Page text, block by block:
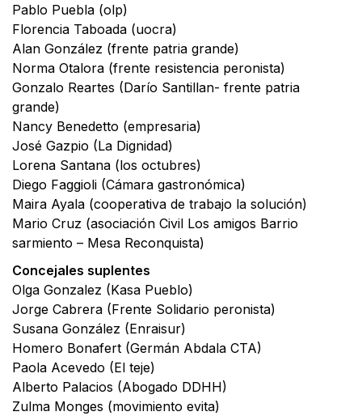
Pablo Puebla (olp)
Florencia Taboada (uocra)
Alan González (frente patria grande)
Norma Otalora (frente resistencia peronista)
Gonzalo Reartes (Darío Santillan- frente patria
grande)
Nancy Benedetto (empresaria)
José Gazpio (La Dignidad)
Lorena Santana (los octubres)
Diego Faggioli (Cámara gastronómica)
Maira Ayala (cooperativa de trabajo la solución)
Mario Cruz (asociación Civil Los amigos Barrio
sarmiento – Mesa Reconquista)
Concejales suplentes
Olga Gonzalez (Kasa Pueblo)
Jorge Cabrera (Frente Solidario peronista)
Susana González (Enraisur)
Homero Bonafert (Germán Abdala CTA)
Paola Acevedo (El teje)
Alberto Palacios (Abogado DDHH)
Zulma Monges (movimiento evita)